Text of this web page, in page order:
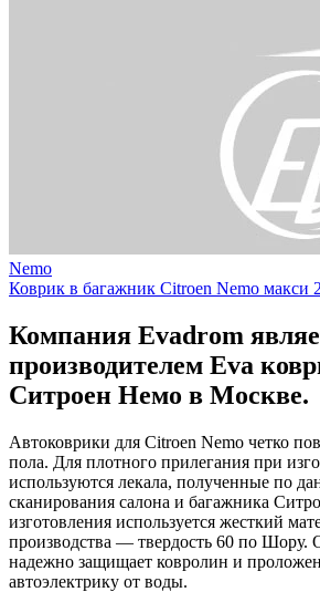
Nemo
Коврик в багажник Citroen Nemo макси
Компания Evadrom
производителем Eva
Ситроен Немо в Москве.
Автоковрики для Citroen Nemo четко
пола. Для плотного прилегания при
используются лекала, полученные по
сканирования салона и багажника
изготовления используется жесткий
производства — твердость 60 по Шору.
надежно защищает ковролин и
автоэлектрику от воды.